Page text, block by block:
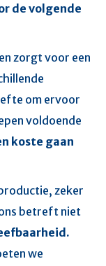
de volgende
zorgt voor een
om ervoor
voldoende
koste gaan
zeker
betreft niet
we